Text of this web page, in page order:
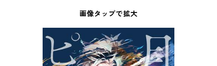
画像タップで拡大